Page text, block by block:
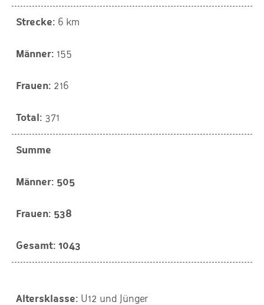
6 km
155
216
371
Summe
505
538
1043
U12 und Jünger